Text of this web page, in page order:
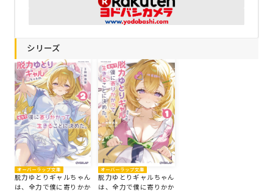
シリーズ
オーバーラップ文庫
脱力ゆとりギャルちゃん
は、全力で僕に寄りかか
オーバーラップ文庫
脱力ゆとりギャルちゃん
は、全力で僕に寄りかか